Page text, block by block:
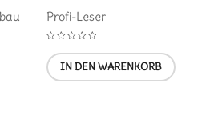
Profi-Leser
IN DEN WARENKORB